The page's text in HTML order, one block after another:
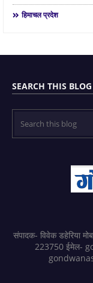
हिमाचल प्रदेश
SEARCH THIS BLOG
संपादक- विवेक डहेरिया
223750 ईमेल-